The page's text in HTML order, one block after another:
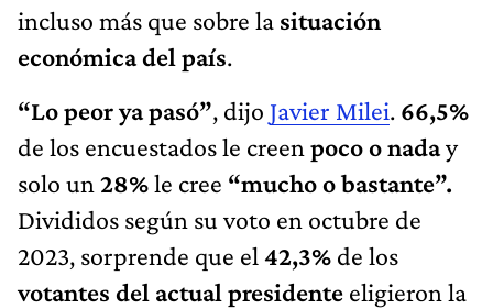
incluso más que sobre la situación
económica del país.
“Lo peor ya pasó”, dijo Javier Milei. 66,5%
de los encuestados le creen poco o naday
solo un 28%le cree “mucho o bastante”.
Divididos según su voto en octubre de
2023, sorprende que el 42,3% de los
votantes del actual presidente eligieron la